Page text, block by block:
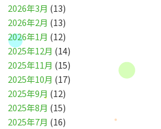
2026年3月 (13)
2026年2月 (13)
2026年1月 (12)
2025年12月 (14)
2025年11月 (15)
2025年10月 (17)
2025年9月 (12)
2025年8月 (15)
2025年7月 (16)